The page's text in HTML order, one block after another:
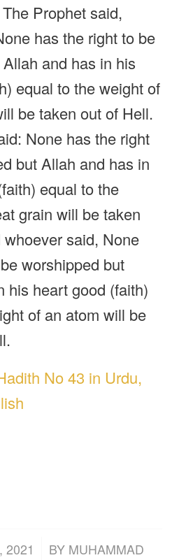
Prophet said,
has the right to be
and has in his
equal to the weight of
be taken out of Hell.
None has the right
but Allah and has in
equal to the
grain will be taken
said, None
worshipped but
his heart good (faith)
of an atom will be
No 43 in Urdu,
2021 BY MUHAMMAD